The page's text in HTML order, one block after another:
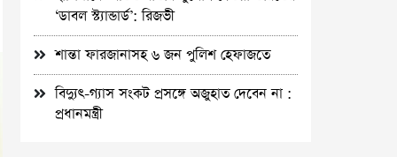
‘ডাবল স্ট্যান্ডার্ড’: রিজভী
শান্তা ফারজানাসহ ৬ জন পুলিশ হেফাজতে
বিদ্যুৎ-গ্যাস সংকট প্রসঙ্গে অজুহাত দেবেন না :
প্রধানমন্ত্রী